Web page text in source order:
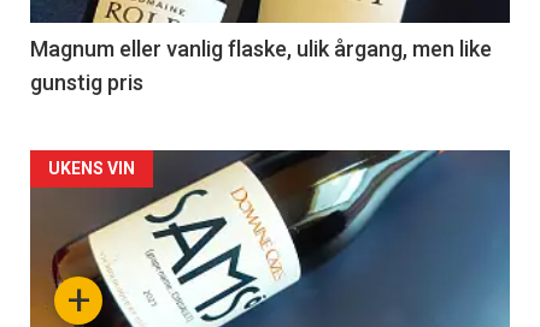
3
Magnum eller vanlig flaske, ulik årgang, men like
gunstig pris
Forsiden
akkurat
nå+
UKENS VIN